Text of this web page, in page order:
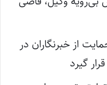
از خبرنگاران در
گیرد